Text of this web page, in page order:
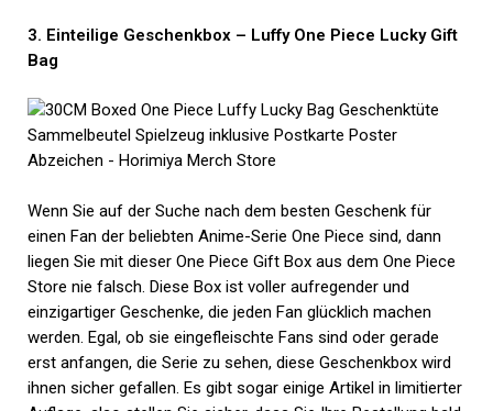
3. Einteilige Geschenkbox – Luffy One Piece Lucky Gift
Bag
Wenn Sie auf der Suche nach dem besten Geschenk für
einen Fan der beliebten Anime-Serie One Piece sind, dann
liegen Sie mit dieser One Piece Gift Box aus dem One Piece
Store nie falsch. Diese Box ist voller aufregender und
einzigartiger Geschenke, die jeden Fan glücklich machen
werden. Egal, ob sie eingefleischte Fans sind oder gerade
erst anfangen, die Serie zu sehen, diese Geschenkbox wird
ihnen sicher gefallen. Es gibt sogar einige Artikel in limitierter